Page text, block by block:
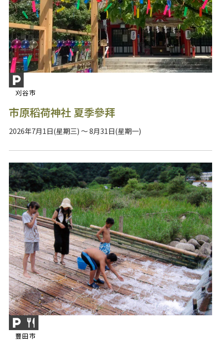
刈谷市
市原稻荷神社 夏季參拜
2026年7月1日(星期三) ～ 8月31日(星期一)
豐田市